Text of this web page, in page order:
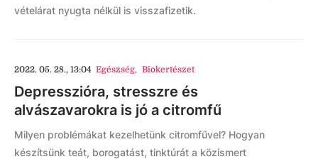
vételárat nyugta nélkül is visszafizetik.
2022. 05. 28., 13:04 Egészség, Biokertészet
Depresszióra, stresszre és
alvászavarokra is jó a citromfű
Milyen problémákat kezelhetünk citromfűvel? Hogyan
készítsünk teát, borogatást, tinktúrát a közismert